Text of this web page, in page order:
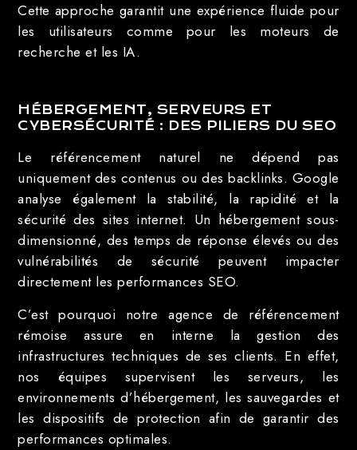
Cette approche garantit une expérience fluide pour
les utilisateurs comme pour les moteurs de
recherche et les IA.
HÉBERGEMENT, SERVEURS ET
CYBERSÉCURITÉ : DES PILIERS DU SEO
Le référencement naturel ne dépend pas
uniquement des contenus ou des backlinks. Google
analyse également la stabilité, la rapidité et la
sécurité des sites internet. Un hébergement sous-
dimensionné, des temps de réponse élevés ou des
vulnérabilités de sécurité peuvent impacter
directement les performances SEO.
C’est pourquoi notre agence de référencement
rémoise assure en interne la gestion des
infrastructures techniques de ses clients. En effet,
nos équipes supervisent les serveurs, les
environnements d’hébergement, les sauvegardes et
les dispositifs de protection afin de garantir des
performances optimales.